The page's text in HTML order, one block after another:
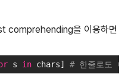
comprehending을 이용하면
s in chars] # 한줄로도 이